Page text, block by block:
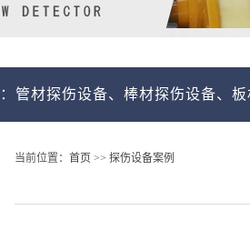
设备、棒材探伤设备、板材
当前位置： 首页 >> 探伤设备案例